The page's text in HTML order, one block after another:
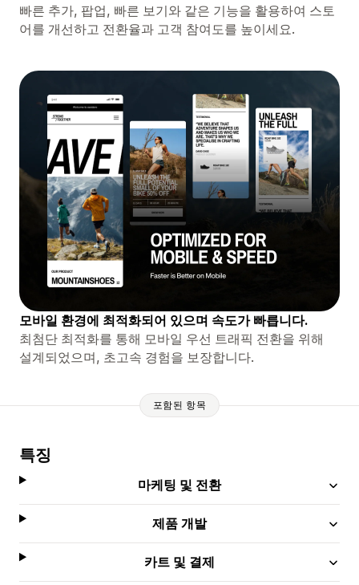
빠른 추가, 팝업, 빠른 보기와 같은 기능을 활용하여 스토
어를 개선하고 전환율과 고객 참여도를 높이세요.
모바일 환경에 최적화되어 있으며 속도가 빠릅니다.
최첨단 최적화를 통해 모바일 우선 트래픽 전환을 위해
설계되었으며, 초고속 경험을 보장합니다.
포함된 항목
특징
마케팅 및 전환
제품 개발
카트 및 결제